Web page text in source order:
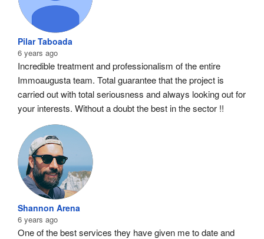
Pilar Taboada
6 years ago
Incredible treatment and professionalism of the entire
Immoaugusta team. Total guarantee that the project is
carried out with total seriousness and always looking out for
your interests. Without a doubt the best in the sector !!
Shannon Arena
6 years ago
One of the best services they have given me to date and